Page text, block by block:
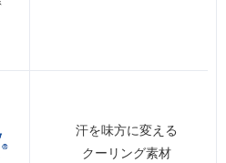
汗を味方に変える
クーリング素材